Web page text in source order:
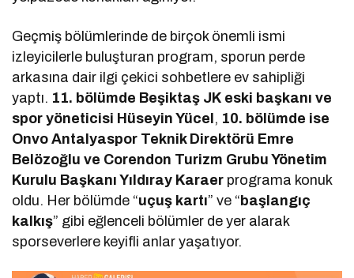
Geçmiş bölümlerinde de birçok önemli ismi
izleyicilerle buluşturan program, sporun perde
arkasına dair ilgi çekici sohbetlere ev sahipliği
yaptı. 11. bölümde Beşiktaş JK eski başkanı ve
spor yöneticisi Hüseyin Yücel , 10. bölümde ise
Onvo Antalyaspor Teknik Direktörü Emre
Belözoğlu ve Corendon Turizm Grubu Yönetim
Kurulu Başkanı Yıldıray Karaer programa konuk
oldu. Her bölümde “uçuş kartı” ve “ başlangıç
kalkış” gibi eğlenceli bölümler de yer alarak
sporseverlere keyifli anlar yaşatıyor.